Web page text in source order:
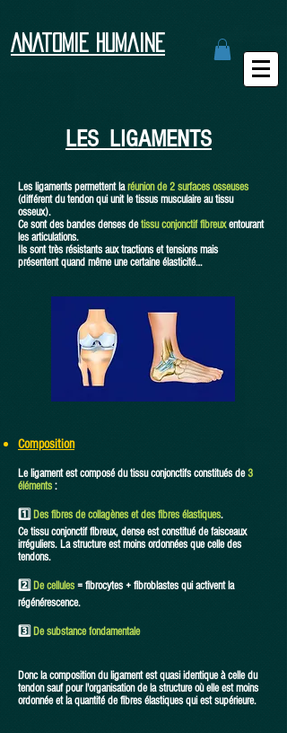
ANAtomie humaine
LES LIGAMENTS
Les ligaments permettent laréunion de 2 surfaces osseuses
(différent du tendon qui unit le tissus musculaire au tissu
osseux).
Ce sont des bandes denses detissu conjonctif fibreuxentourant
les articulations.
Ils sont très résistants aux tractions et tensions mais
présentent quand même une certaine élasticité…
Composition
Le ligament est composé du tissu conjonctifs constitués de3
éléments :
1️⃣ Des fibres de collagènes et des fibres élastiques.
Ce tissu conjonctif fibreux, dense est constitué de faisceaux
irréguliers. La structure est moins ordonnées que celle des
tendons.
2️⃣ De cellules = fibrocytes + fibroblastes qui activent la
régénérescence.
3️⃣ De substance fondamentale
Donc la composition du ligament est quasi identique à celle du
tendon sauf pour l'organisation de la structure où elle est moins
ordonnée et la quantité de fibres élastiques qui est supérieure.